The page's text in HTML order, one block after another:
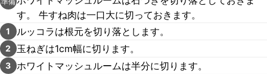
す。 牛すね肉は一口大に切っておきます。
1 ルッコラは根元を切り落とします。
2 玉ねぎは1cm幅に切ります。
3 ホワイトマッシュルームは半分に切ります。